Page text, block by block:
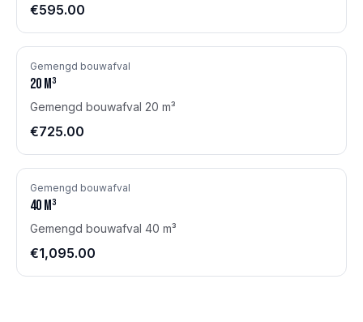
€595.00
Gemengd bouwafval
20 m³
Gemengd bouwafval 20 m³
€725.00
Gemengd bouwafval
40 m³
Gemengd bouwafval 40 m³
€1,095.00